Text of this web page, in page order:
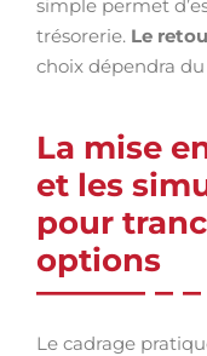
simple permet
trésorerie. Le
choix dépendra
La mise
et les
pour
options
Le cadrage